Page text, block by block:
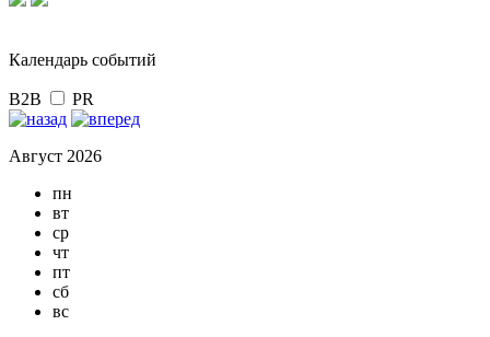
Календарь событий
B2B PR
Август 2026
пн
вт
ср
чт
пт
сб
вс